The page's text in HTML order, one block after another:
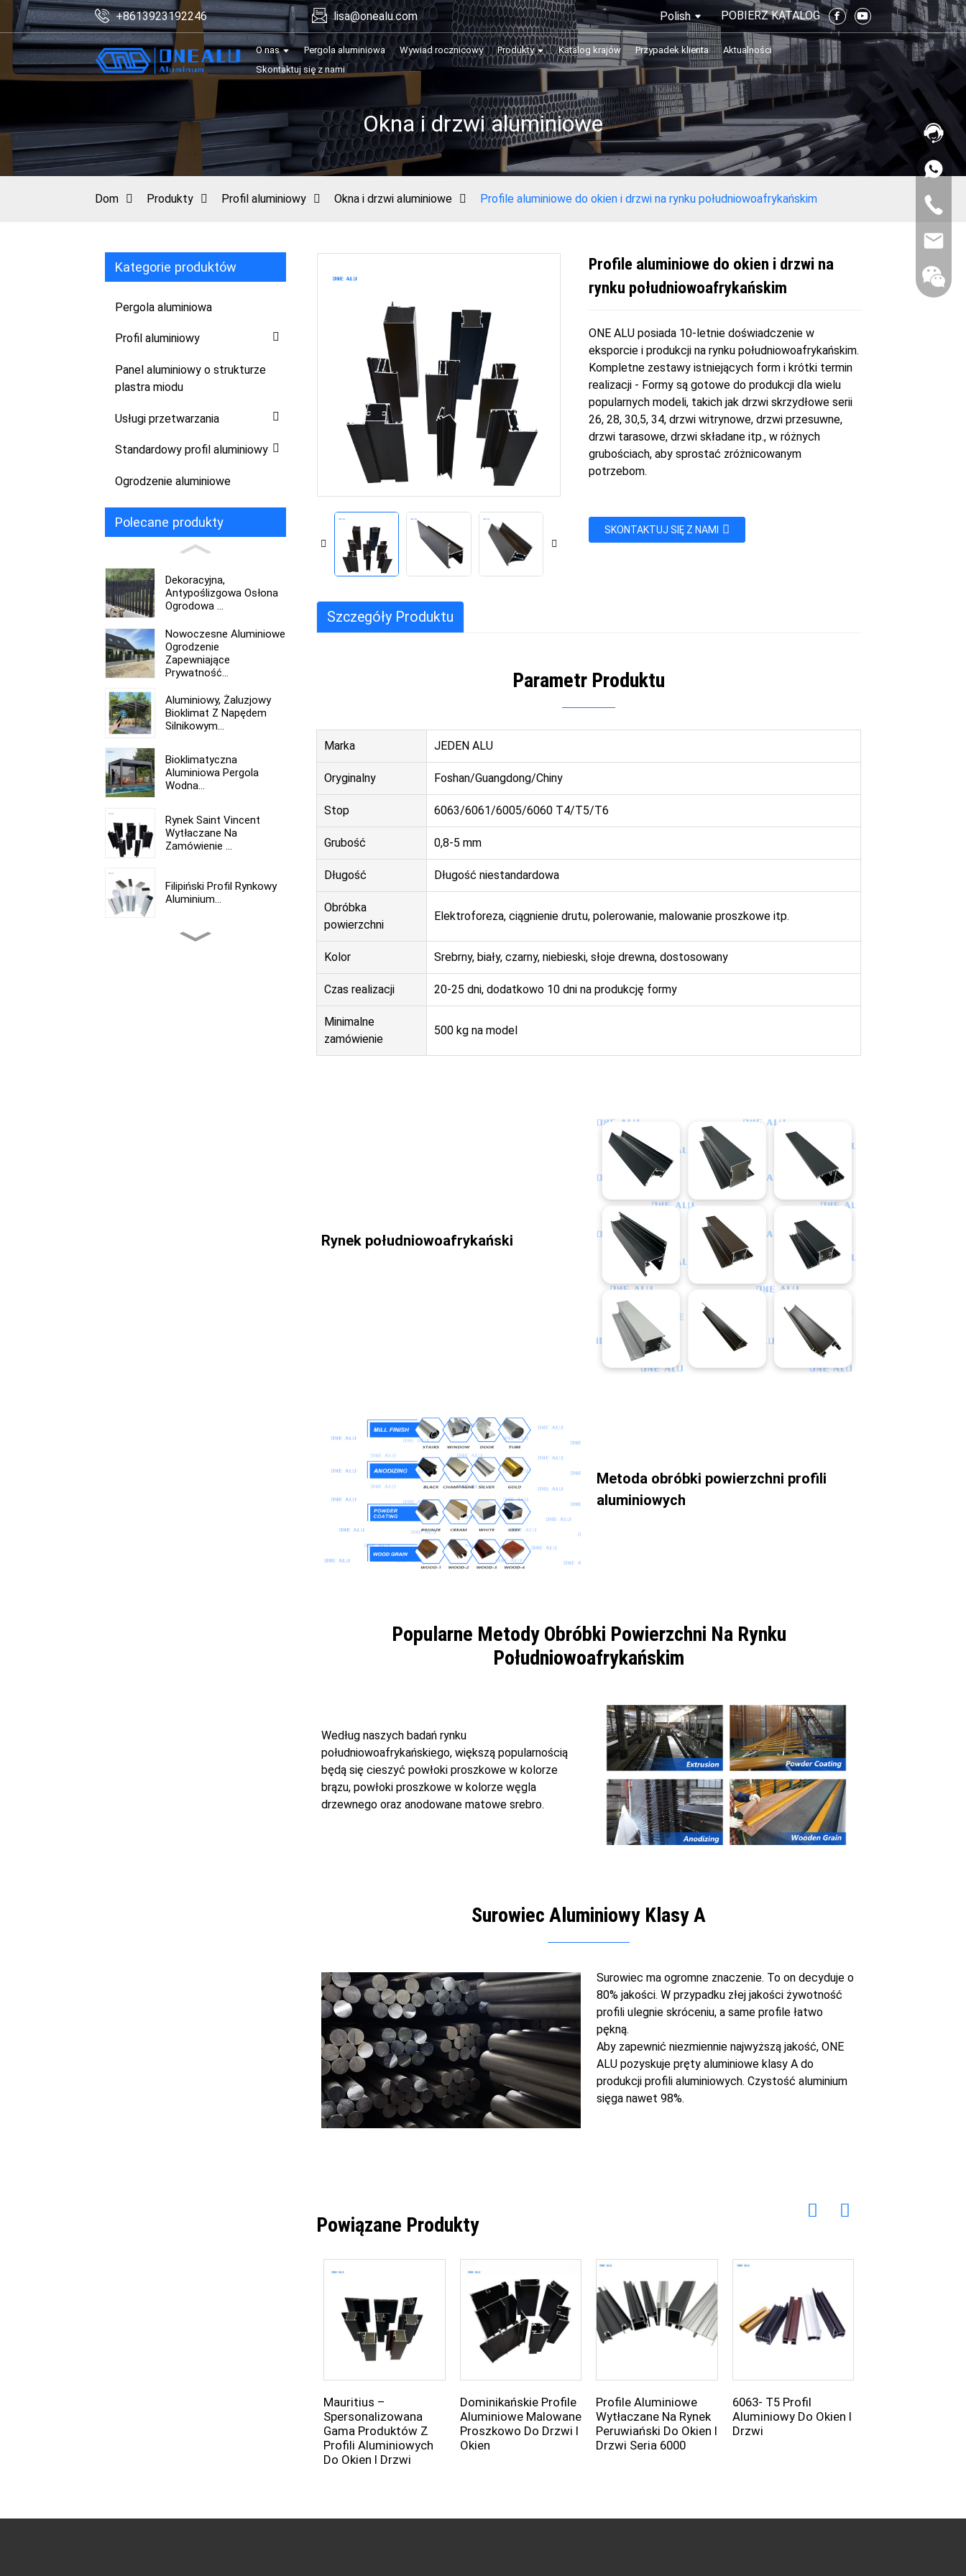
+8613923192246 lisa@onealu.com Polish POBIERZ KATALOG
O nas Pergola aluminiowa Wywiad rocznicowy Produkty Katalog krajów Przypadek klienta
Aktualności
Skontaktuj się z nami
Okna i drzwi aluminiowe
Dom Produkty Profil aluminiowy Okna i drzwi aluminiowe Profile aluminiowe do okien i drzwi na rynku południowoafrykańskim
Kategorie produktów
Pergola aluminiowa
Profil aluminiowy
Panel aluminiowy o strukturze
plastra miodu
Usługi przetwarzania
Standardowy profil aluminiowy
Ogrodzenie aluminiowe
Polecane produkty
Dekoracyjna,
Antypoślizgowa Osłona
Ogrodowa ...
Nowoczesne Aluminiowe
Ogrodzenie
Zapewniające
Prywatność...
Aluminiowy, Żaluzjowy
Bioklimat Z Napędem
Silnikowym...
Bioklimatyczna
Aluminiowa Pergola
Wodna...
Rynek Saint Vincent
Wytłaczane Na
Zamówienie ...
Filipiński Profil Rynkowy
Aluminium...
Profil Aluminiowy
Profile aluminiowe do okien i drzwi na
rynku południowoafrykańskim
ONE ALU posiada 10-letnie doświadczenie w
eksporcie i produkcji na rynku południowoafrykańskim.
Kompletne zestawy istniejących form i krótki termin
realizacji - Formy są gotowe do produkcji dla wielu
popularnych modeli, takich jak drzwi skrzydłowe serii
26, 28, 30,5, 34, drzwi witrynowe, drzwi przesuwne,
drzwi tarasowe, drzwi składane itp., w różnych
grubościach, aby sprostać zróżnicowanym
potrzebom.
SKONTAKTUJ SIĘ Z NAMI
Szczegóły Produktu
Parametr Produktu
Marka JEDEN ALU
Oryginalny Foshan/Guangdong/Chiny
Stop 6063/6061/6005/6060 T4/T5/T6
Grubość 0,8-5 mm
Długość Długość niestandardowa
Obróbka
powierzchni
Elektroforeza, ciągnienie drutu, polerowanie, malowanie proszkowe itp.
Kolor Srebrny, biały, czarny, niebieski, słoje drewna, dostosowany
Czas realizacji 20-25 dni, dodatkowo 10 dni na produkcję formy
Minimalne
zamówienie
500 kg na model
Rynek południowoafrykański
Metoda obróbki powierzchni profili
aluminiowych
Popularne Metody Obróbki Powierzchni Na Rynku
Południowoafrykańskim
Według naszych badań rynku
południowoafrykańskiego, większą popularnością
będą się cieszyć powłoki proszkowe w kolorze
brązu, powłoki proszkowe w kolorze węgla
drzewnego oraz anodowane matowe srebro.
Surowiec Aluminiowy Klasy A
Surowiec ma ogromne znaczenie. To on decyduje o
80% jakości. W przypadku złej jakości żywotność
profili ulegnie skróceniu, a same profile łatwo
pękną.
Aby zapewnić niezmiennie najwyższą jakość, ONE
ALU pozyskuje pręty aluminiowe klasy A do
produkcji profili aluminiowych. Czystość aluminium
sięga nawet 98%.
Powiązane Produkty
Mauritius –
Spersonalizowana
Gama Produktów Z
Profili Aluminiowych
Do Okien I Drzwi
Dominikańskie Profile
Aluminiowe Malowane
Proszkowo Do Drzwi I
Okien
Profile Aluminiowe
Wytłaczane Na Rynek
Peruwiański Do Okien I
Drzwi Seria 6000
6063- T5 Profil
Aluminiowy Do Okien I
Drzwi